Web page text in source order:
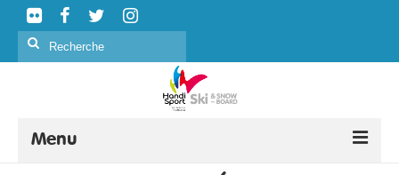
Rechercher
Menu